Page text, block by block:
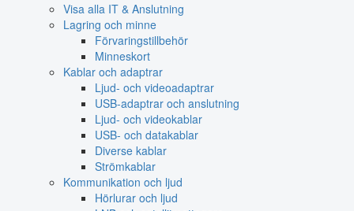
Visa alla IT & Anslutning
Lagring och minne
Förvaringstillbehör
Minneskort
Kablar och adaptrar
Ljud- och videoadaptrar
USB-adaptrar och anslutning
Ljud- och videokablar
USB- och datakablar
Diverse kablar
Strömkablar
Kommunikation och ljud
Hörlurar och ljud